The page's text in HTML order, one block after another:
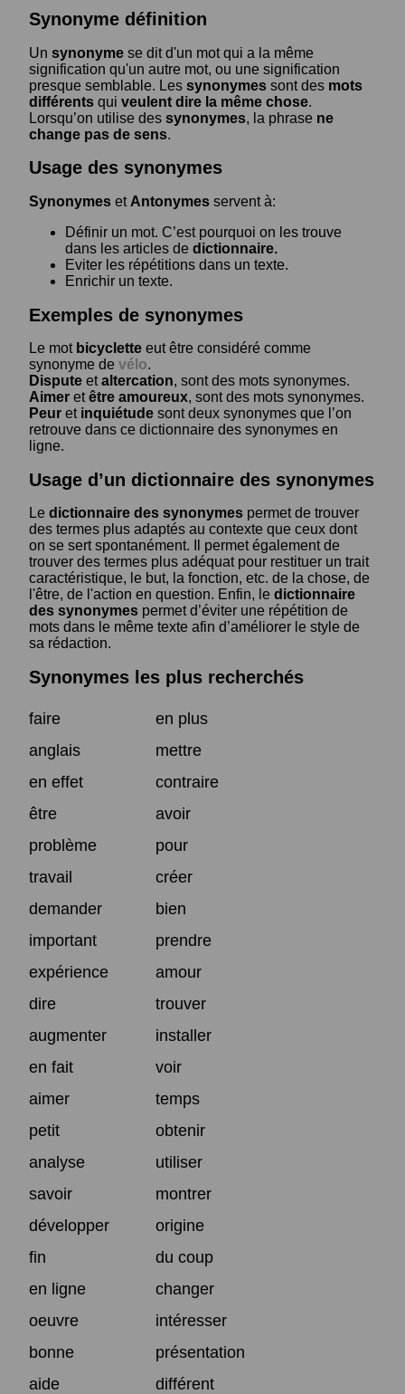
Synonyme définition
Un synonyme se dit d'un mot qui a la même
signification qu'un autre mot, ou une signification
presque semblable. Les synonymes sont des mots
différents qui veulent dire la même chose.
Lorsqu’on utilise des synonymes, la phrase ne
change pas de sens.
Usage des synonymes
Synonymes et Antonymes servent à:
Définir un mot. C’est pourquoi on les trouve
dans les articles de dictionnaire.
Eviter les répétitions dans un texte.
Enrichir un texte.
Exemples de synonymes
Le mot bicyclette eut être considéré comme
synonyme de vélo.
Dispute etaltercation, sont des mots synonymes.
Aimer etêtre amoureux, sont des mots synonymes.
Peur et inquiétude sont deux synonymes que l’on
retrouve dans ce dictionnaire des synonymes en
ligne.
Usage d’un dictionnaire des synonymes
Le dictionnaire des synonymes permet de trouver
des termes plus adaptés au contexte que ceux dont
on se sert spontanément. Il permet également de
trouver des termes plus adéquat pour restituer un trait
caractéristique, le but, la fonction, etc. de la chose, de
l'être, de l'action en question. Enfin, le dictionnaire
des synonymes permet d’éviter une répétition de
mots dans le même texte afin d’améliorer le style de
sa rédaction.
Synonymes les plus recherchés
faire
en plus
anglais
mettre
en effet
contraire
être
avoir
problème
pour
travail
créer
demander
bien
important
prendre
expérience
amour
dire
trouver
augmenter
installer
en fait
voir
aimer
temps
petit
obtenir
analyse
utiliser
savoir
montrer
développer
origine
fin
du coup
en ligne
changer
oeuvre
intéresser
bonne
présentation
aide
différent